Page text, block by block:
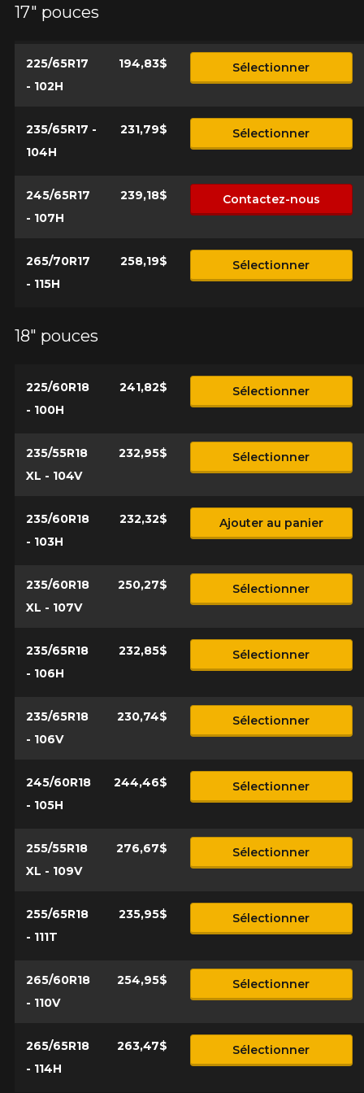
17" pouces
225/65R17
- 102H
194,83$ Sélectionner
235/65R17 -
104H
231,79$ Sélectionner
245/65R17
- 107H
239,18$ Contactez-nous
265/70R17
- 115H
258,19$ Sélectionner
18" pouces
225/60R18
- 100H
241,82$ Sélectionner
235/55R18
XL - 104V
232,95$ Sélectionner
235/60R18
- 103H
232,32$ Ajouter au panier
235/60R18
XL - 107V
250,27$ Sélectionner
235/65R18
- 106H
232,85$ Sélectionner
235/65R18
- 106V
230,74$ Sélectionner
245/60R18
- 105H
244,46$ Sélectionner
255/55R18
XL - 109V
276,67$ Sélectionner
255/65R18
- 111T
235,95$ Sélectionner
265/60R18
- 110V
254,95$ Sélectionner
265/65R18
- 114H
263,47$ Sélectionner
*Attention cette dimension représente une possibilité
d'équipement pour votre véhicule, vous devez vérifier